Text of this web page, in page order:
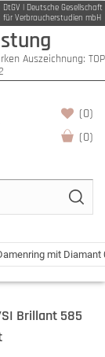
DtGV | Deutsche Gesellschaft
für Verbraucherstudien mbH
Auszeichnung: TOP
(0)
(0)
mit
Brillant 585